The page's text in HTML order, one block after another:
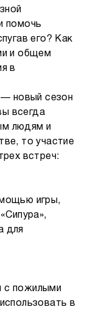
помочь
его? Как
и общем
в
новый сезон
всегда
людям и
то участие
встреч:
игры,
для
с пожилыми
в